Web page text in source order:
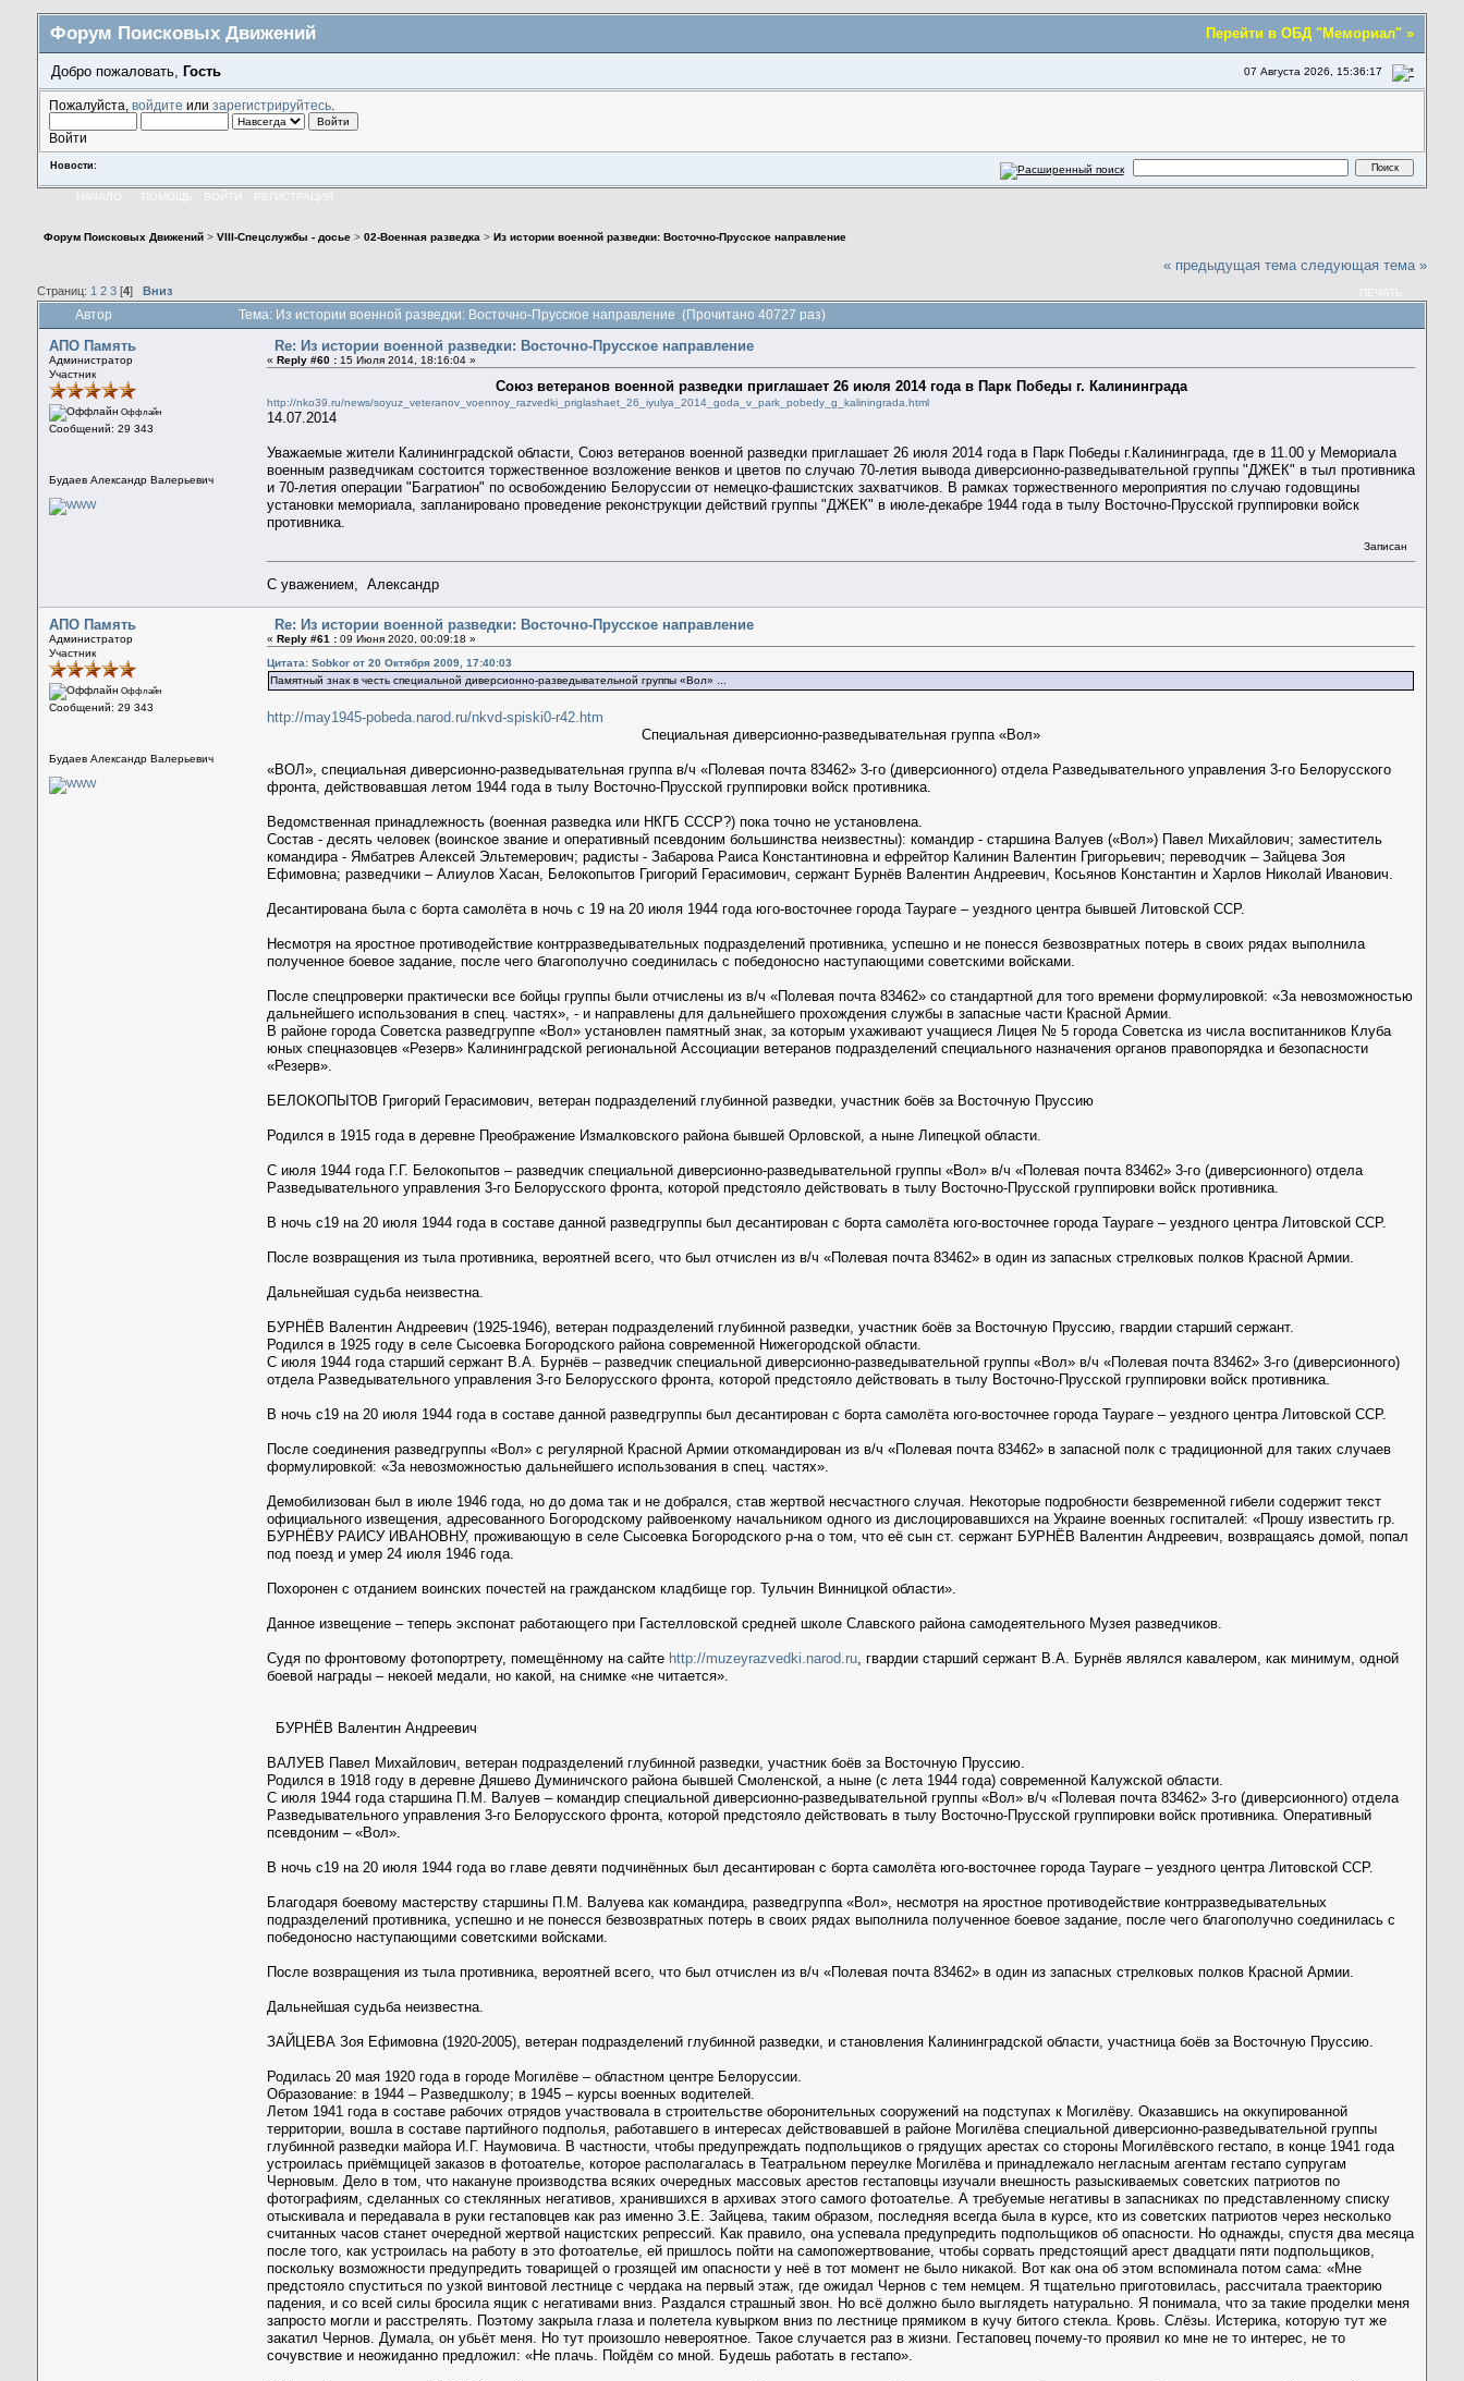
Перейти в ОБД "Мемориал" »
Форум Поисковых Движений
07 Августа 2026, 15:36:17
Добро пожаловать, Гость
Пожалуйста, войдите или зарегистрируйтесь.
Войти
Новости:
НАЧАЛО ПОМОЩЬ ВОЙТИ РЕГИСТРАЦИЯ
Форум Поисковых Движений >VIII-Спецслужбы - досье >02-Военная разведка > Из истории военной разведки: Восточно-Прусское направление
« предыдущая тема следующая тема »
Страниц: 1 2 3[4] Вниз ПЕЧАТЬ
Автор Тема: Из истории военной разведки: Восточно-Прусское направление (Прочитано 40727 раз)
АПО Память
Администратор
Участник
Оффлайн
Сообщений: 29 343
Будаев Александр Валерьевич
Re: Из истории военной разведки: Восточно-Прусское направление
«Reply #60 : 15 Июля 2014, 18:16:04 »
Союз ветеранов военной разведки приглашает 26 июля 2014 года в Парк Победы г. Калининграда
http://nko39.ru/news/soyuz_veteranov_voennoy_razvedki_priglashaet_26_iyulya_2014_goda_v_park_pobedy_g_kaliningrada.html
14.07.2014
Уважаемые жители Калининградской области, Союз ветеранов военной разведки приглашает 26 июля 2014 года в Парк Победы г.Калининграда, где в 11.00 у Мемориала
военным разведчикам состоится торжественное возложение венков и цветов по случаю 70-летия вывода диверсионно-разведывательной группы "ДЖЕК" в тыл противника
и 70-летия операции "Багратион" по освобождению Белоруссии от немецко-фашистских захватчиков. В рамках торжественного мероприятия по случаю годовщины
установки мемориала, запланировано проведение реконструкции действий группы "ДЖЕК" в июле-декабре 1944 года в тылу Восточно-Прусской группировки войск
противника.
Записан
С уважением, Александр
АПО Память
Администратор
Участник
Оффлайн
Сообщений: 29 343
Будаев Александр Валерьевич
Re: Из истории военной разведки: Восточно-Прусское направление
«Reply #61 : 09 Июня 2020, 00:09:18 »
Цитата: Sobkor от 20 Октября 2009, 17:40:03
Памятный знак в честь специальной диверсионно-разведывательной группы «Вол» ...
http://may1945-pobeda.narod.ru/nkvd-spiski0-r42.htm
Специальная диверсионно-разведывательная группа «Вол»
«ВОЛ», специальная диверсионно-разведывательная группа в/ч «Полевая почта 83462» 3-го (диверсионного) отдела Разведывательного управления 3-го Белорусского
фронта, действовавшая летом 1944 года в тылу Восточно-Прусской группировки войск противника.
Ведомственная принадлежность (военная разведка или НКГБ СССР?) пока точно не установлена.
Состав - десять человек (воинское звание и оперативный псевдоним большинства неизвестны): командир - старшина Валуев («Вол») Павел Михайлович; заместитель
командира - Ямбатрев Алексей Эльтемерович; радисты - Забарова Раиса Константиновна и ефрейтор Калинин Валентин Григорьевич; переводчик – Зайцева Зоя
Ефимовна; разведчики – Алиулов Хасан, Белокопытов Григорий Герасимович, сержант Бурнёв Валентин Андреевич, Косьянов Константин и Харлов Николай Иванович.
Десантирована была с борта самолёта в ночь с 19 на 20 июля 1944 года юго-восточнее города Таураге – уездного центра бывшей Литовской ССР.
Несмотря на яростное противодействие контрразведывательных подразделений противника, успешно и не понесся безвозвратных потерь в своих рядах выполнила
полученное боевое задание, после чего благополучно соединилась с победоносно наступающими советскими войсками.
После спецпроверки практически все бойцы группы были отчислены из в/ч «Полевая почта 83462» со стандартной для того времени формулировкой: «За невозможностью
дальнейшего использования в спец. частях», - и направлены для дальнейшего прохождения службы в запасные части Красной Армии.
В районе города Советска разведгруппе «Вол» установлен памятный знак, за которым ухаживают учащиеся Лицея № 5 города Советска из числа воспитанников Клуба
юных спецназовцев «Резерв» Калининградской региональной Ассоциации ветеранов подразделений специального назначения органов правопорядка и безопасности
«Резерв».
БЕЛОКОПЫТОВ Григорий Герасимович, ветеран подразделений глубинной разведки, участник боёв за Восточную Пруссию
Родился в 1915 года в деревне Преображение Измалковского района бывшей Орловской, а ныне Липецкой области.
С июля 1944 года Г.Г. Белокопытов – разведчик специальной диверсионно-разведывательной группы «Вол» в/ч «Полевая почта 83462» 3-го (диверсионного) отдела
Разведывательного управления 3-го Белорусского фронта, которой предстояло действовать в тылу Восточно-Прусской группировки войск противника.
В ночь с19 на 20 июля 1944 года в составе данной разведгруппы был десантирован с борта самолёта юго-восточнее города Таураге – уездного центра Литовской ССР.
После возвращения из тыла противника, вероятней всего, что был отчислен из в/ч «Полевая почта 83462» в один из запасных стрелковых полков Красной Армии.
Дальнейшая судьба неизвестна.
БУРНЁВ Валентин Андреевич (1925-1946), ветеран подразделений глубинной разведки, участник боёв за Восточную Пруссию, гвардии старший сержант.
Родился в 1925 году в селе Сысоевка Богородского района современной Нижегородской области.
С июля 1944 года старший сержант В.А. Бурнёв – разведчик специальной диверсионно-разведывательной группы «Вол» в/ч «Полевая почта 83462» 3-го (диверсионного)
отдела Разведывательного управления 3-го Белорусского фронта, которой предстояло действовать в тылу Восточно-Прусской группировки войск противника.
В ночь с19 на 20 июля 1944 года в составе данной разведгруппы был десантирован с борта самолёта юго-восточнее города Таураге – уездного центра Литовской ССР.
После соединения разведгруппы «Вол» с регулярной Красной Армии откомандирован из в/ч «Полевая почта 83462» в запасной полк с традиционной для таких случаев
формулировкой: «За невозможностью дальнейшего использования в спец. частях».
Демобилизован был в июле 1946 года, но до дома так и не добрался, став жертвой несчастного случая. Некоторые подробности безвременной гибели содержит текст
официального извещения, адресованного Богородскому райвоенкому начальником одного из дислоцировавшихся на Украине военных госпиталей: «Прошу известить гр.
БУРНЁВУ РАИСУ ИВАНОВНУ, проживающую в селе Сысоевка Богородского р-на о том, что её сын ст. сержант БУРНЁВ Валентин Андреевич, возвращаясь домой, попал
под поезд и умер 24 июля 1946 года.
Похоронен с отданием воинских почестей на гражданском кладбище гор. Тульчин Винницкой области».
Данное извещение – теперь экспонат работающего при Гастелловской средней школе Славского района самодеятельного Музея разведчиков.
Судя по фронтовому фотопортрету, помещённому на сайте http://muzeyrazvedki.narod.ru, гвардии старший сержант В.А. Бурнёв являлся кавалером, как минимум, одной
боевой награды – некоей медали, но какой, на снимке «не читается».
БУРНЁВ Валентин Андреевич
ВАЛУЕВ Павел Михайлович, ветеран подразделений глубинной разведки, участник боёв за Восточную Пруссию.
Родился в 1918 году в деревне Дяшево Думиничского района бывшей Смоленской, а ныне (с лета 1944 года) современной Калужской области.
С июля 1944 года старшина П.М. Валуев – командир специальной диверсионно-разведывательной группы «Вол» в/ч «Полевая почта 83462» 3-го (диверсионного) отдела
Разведывательного управления 3-го Белорусского фронта, которой предстояло действовать в тылу Восточно-Прусской группировки войск противника. Оперативный
псевдоним – «Вол».
В ночь с19 на 20 июля 1944 года во главе девяти подчинённых был десантирован с борта самолёта юго-восточнее города Таураге – уездного центра Литовской ССР.
Благодаря боевому мастерству старшины П.М. Валуева как командира, разведгруппа «Вол», несмотря на яростное противодействие контрразведывательных
подразделений противника, успешно и не понесся безвозвратных потерь в своих рядах выполнила полученное боевое задание, после чего благополучно соединилась с
победоносно наступающими советскими войсками.
После возвращения из тыла противника, вероятней всего, что был отчислен из в/ч «Полевая почта 83462» в один из запасных стрелковых полков Красной Армии.
Дальнейшая судьба неизвестна.
ЗАЙЦЕВА Зоя Ефимовна (1920-2005), ветеран подразделений глубинной разведки, и становления Калининградской области, участница боёв за Восточную Пруссию.
Родилась 20 мая 1920 года в городе Могилёве – областном центре Белоруссии.
Образование: в 1944 – Разведшколу; в 1945 – курсы военных водителей.
Летом 1941 года в составе рабочих отрядов участвовала в строительстве оборонительных сооружений на подступах к Могилёву. Оказавшись на оккупированной
территории, вошла в составе партийного подполья, работавшего в интересах действовавшей в районе Могилёва специальной диверсионно-разведывательной группы
глубинной разведки майора И.Г. Наумовича. В частности, чтобы предупреждать подпольщиков о грядущих арестах со стороны Могилёвского гестапо, в конце 1941 года
устроилась приёмщицей заказов в фотоателье, которое располагалась в Театральном переулке Могилёва и принадлежало негласным агентам гестапо супругам
Черновым. Дело в том, что накануне производства всяких очередных массовых арестов гестаповцы изучали внешность разыскиваемых советских патриотов по
фотографиям, сделанных со стеклянных негативов, хранившихся в архивах этого самого фотоателье. А требуемые негативы в запасниках по представленному списку
отыскивала и передавала в руки гестаповцев как раз именно З.Е. Зайцева, таким образом, последняя всегда была в курсе, кто из советских патриотов через несколько
считанных часов станет очередной жертвой нацистских репрессий. Как правило, она успевала предупредить подпольщиков об опасности. Но однажды, спустя два месяца
после того, как устроилась на работу в это фотоателье, ей пришлось пойти на самопожертвование, чтобы сорвать предстоящий арест двадцати пяти подпольщиков,
поскольку возможности предупредить товарищей о грозящей им опасности у неё в тот момент не было никакой. Вот как она об этом вспоминала потом сама: «Мне
предстояло спуститься по узкой винтовой лестнице с чердака на первый этаж, где ожидал Чернов с тем немцем. Я тщательно приготовилась, рассчитала траекторию
падения, и со всей силы бросила ящик с негативами вниз. Раздался страшный звон. Но всё должно было выглядеть натурально. Я понимала, что за такие проделки меня
запросто могли и расстрелять. Поэтому закрыла глаза и полетела кувырком вниз по лестнице прямиком в кучу битого стекла. Кровь. Слёзы. Истерика, которую тут же
закатил Чернов. Думала, он убьёт меня. Но тут произошло невероятное. Такое случается раз в жизни. Гестаповец почему-то проявил ко мне не то интерес, не то
сочувствие и неожиданно предложил: «Не плачь. Пойдём со мной. Будешь работать в гестапо».